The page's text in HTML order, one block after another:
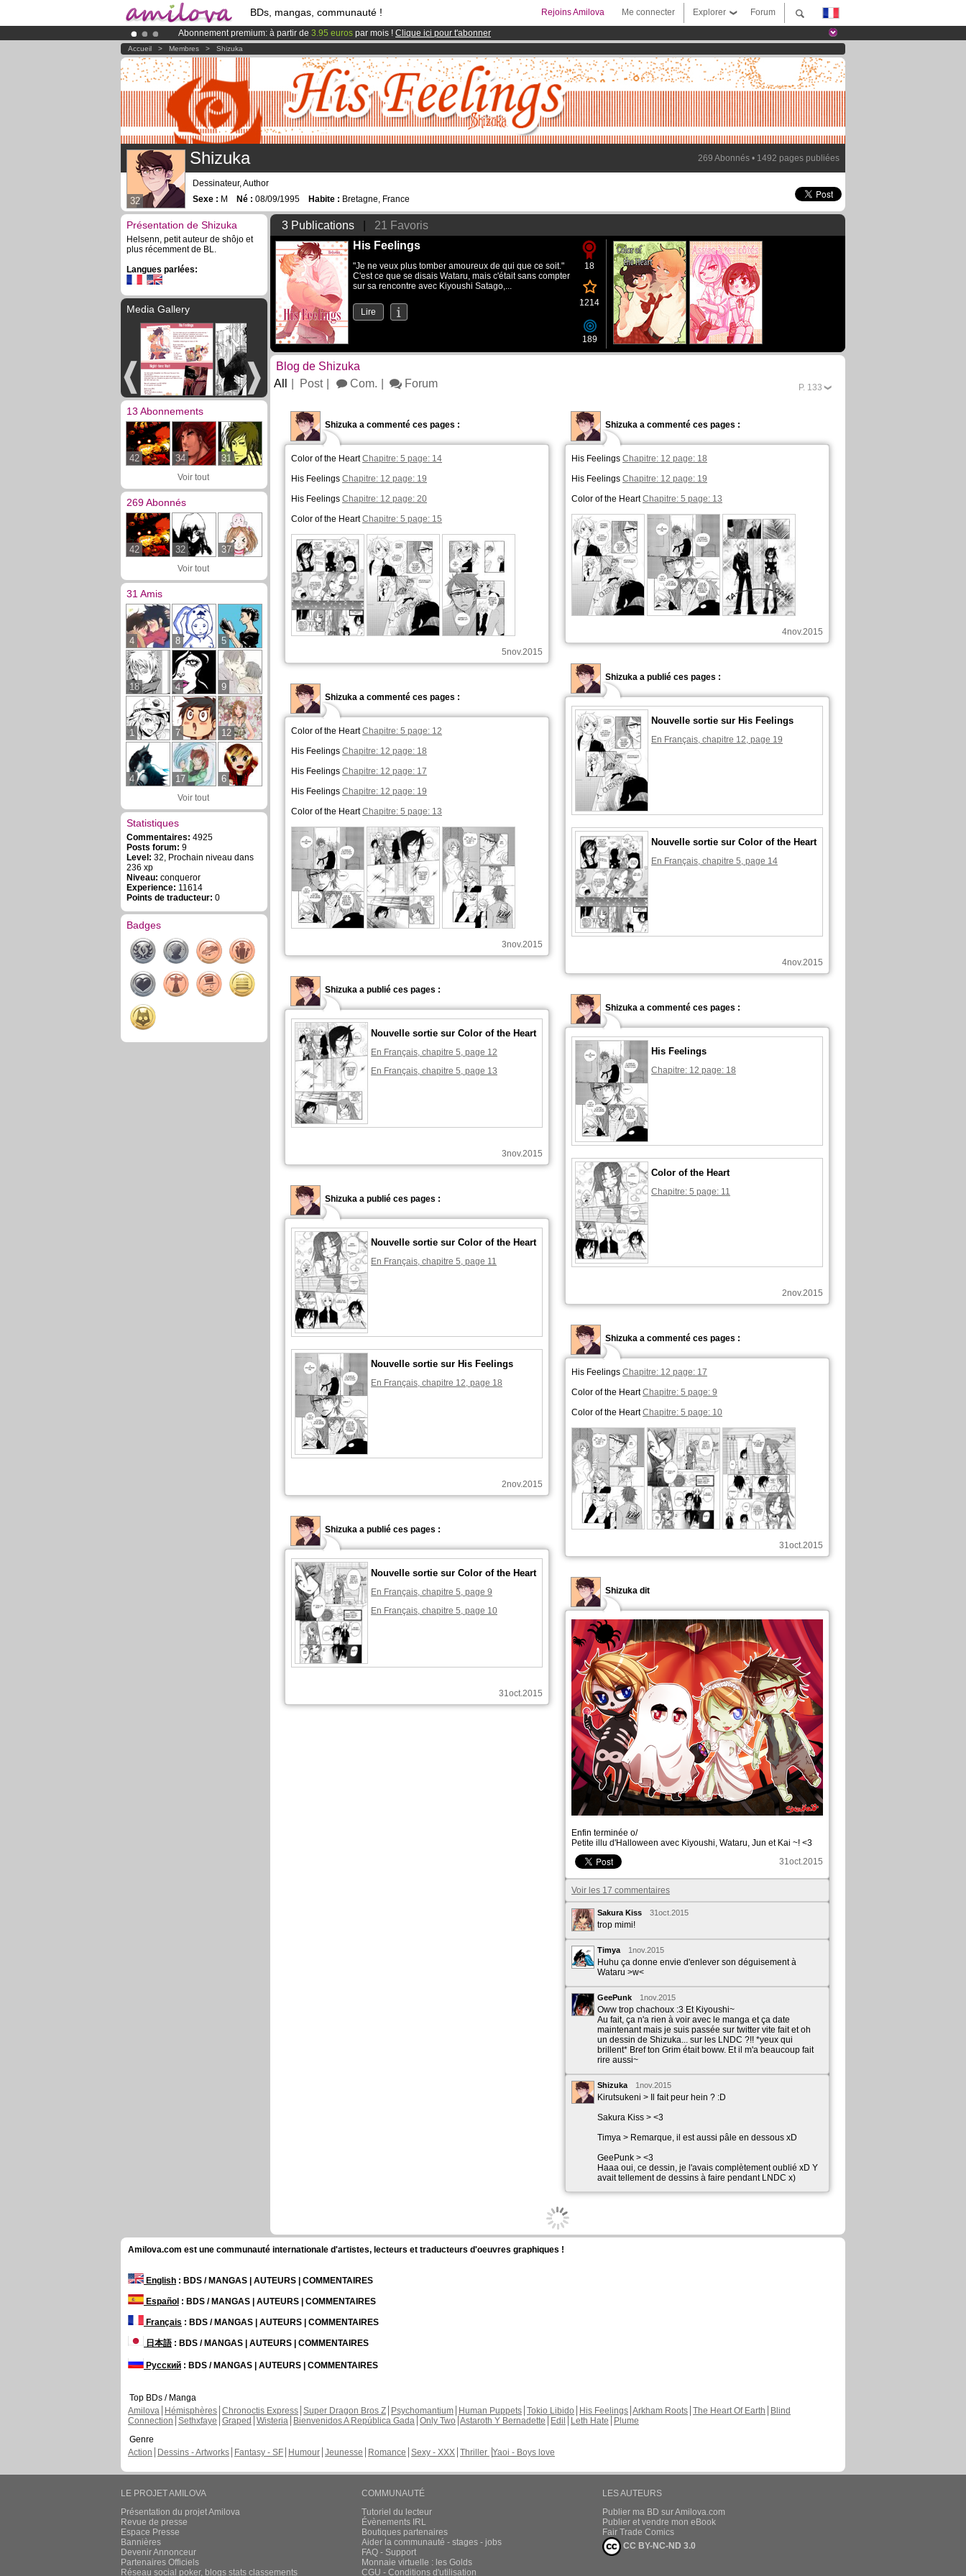
BDs, mangas, communauté ! Forum
Explorer
Me connecter
Rejoins Amilova
Abonnement premium: à partir de 3.95 euros par mois ! Clique ici pour t'abonner
Déjà 100000membreset 1000BDs & Mangas!
LeKickstarter Amilova est désormais lancé!.
Accueil > Membres > Shizuka
269 Abonnés • 1492 pages publiées
32
Shizuka
Dessinateur, Author
Sexe : M Né : 08/09/1995 Habite : Bretagne, France
Présentation de Shizuka
Helsenn, petit auteur de shôjo et
plus récemment de BL.
Langues parlées:
Media Gallery
13 Abonnements
42 34 31
Voir tout
269 Abonnés
42 32 37
Voir tout
31 Amis
4 8 5
18 4 9
1 7 12
4 17 6
Voir tout
Statistiques
Commentaires: 4925
Posts forum: 9
Level: 32, Prochain niveau dans
236 xp
Niveau: conqueror
Experience: 11614
Points de traducteur: 0
Badges
3 Publications 21 Favoris
18
1214
189
His Feelings
"Je ne veux plus tomber amoureux de qui que ce soit."
C'est ce que se disais Wataru, mais c'était sans compter
sur sa rencontre avec Kiyoushi Satago,...
Lire
Blog de Shizuka
P. 2
All Post Com. Forum
Shizuka a commenté ces pages :
Color of the HeartChapitre: 5 page: 14
His Feelings Chapitre: 12 page: 19
His Feelings Chapitre: 12 page: 20
Color of the HeartChapitre: 5 page: 15
5nov.2015
Shizuka a commenté ces pages :
His Feelings Chapitre: 12 page: 18
His Feelings Chapitre: 12 page: 19
Color of the HeartChapitre: 5 page: 13
4nov.2015
Shizuka a publié ces pages :
Nouvelle sortie sur His Feelings
En Français, chapitre 12, page 19
Nouvelle sortie sur Color of the Heart
En Français, chapitre 5, page 14
4nov.2015
Shizuka a commenté ces pages :
Color of the HeartChapitre: 5 page: 12
His Feelings Chapitre: 12 page: 18
His Feelings Chapitre: 12 page: 17
His Feelings Chapitre: 12 page: 19
Color of the HeartChapitre: 5 page: 13
3nov.2015
Shizuka a publié ces pages :
Nouvelle sortie sur Color of the Heart
En Français, chapitre 5, page 12
En Français, chapitre 5, page 13
3nov.2015
Shizuka a commenté ces pages :
His Feelings
Chapitre: 12 page: 18
Color of the Heart
Chapitre: 5 page: 11
2nov.2015
Shizuka a publié ces pages :
Nouvelle sortie sur Color of the Heart
En Français, chapitre 5, page 11
Nouvelle sortie sur His Feelings
En Français, chapitre 12, page 18
2nov.2015
Shizuka a commenté ces pages :
His Feelings Chapitre: 12 page: 17
Color of the HeartChapitre: 5 page: 9
Color of the HeartChapitre: 5 page: 10
31oct.2015
Shizuka a publié ces pages :
Nouvelle sortie sur Color of the Heart
En Français, chapitre 5, page 9
En Français, chapitre 5, page 10
31oct.2015
Shizuka dit
Enfin terminée o/
Petite illu d'Halloween avec Kiyoushi, Wataru, Jun et Kai ~! <3
31oct.2015
Voir les 17 commentaires
Sakura Kiss 31oct.2015
trop mimi!
Timya 1nov.2015
Huhu ça donne envie d'enlever son déguisement à
Wataru >w<
GeePunk 1nov.2015
Oww trop chachoux :3 Et Kiyoushi~
Au fait, ça n'a rien à voir avec le manga et ça date
maintenant mais je suis passée sur twitter vite fait et oh
un dessin de Shizuka... sur les LNDC ?!! *yeux qui
brillent* Bref ton Grim était boww. Et il m'a beaucoup fait
rire aussi~
Shizuka 1nov.2015
Kirutsukeni > Il fait peur hein ? :D
Sakura Kiss > <3
Timya > Remarque, il est aussi pâle en dessous xD
GeePunk > <3
Haaa oui, ce dessin, je l'avais complètement oublié xD Y
avait tellement de dessins à faire pendant LNDC x)
Shizuka a publié ces pages :
Nouvelle sortie sur Color of the Heart
En Français, chapitre 28, page 14
En Français, chapitre 28, page 13